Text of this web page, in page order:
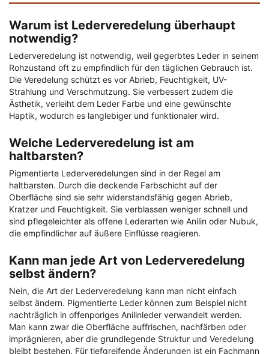
Warum ist Lederveredelung überhaupt
notwendig?
Lederveredelung ist notwendig, weil gegerbtes Leder in seinem
Rohzustand oft zu empfindlich für den täglichen Gebrauch ist.
Die Veredelung schützt es vor Abrieb, Feuchtigkeit, UV-
Strahlung und Verschmutzung. Sie verbessert zudem die
Ästhetik, verleiht dem Leder Farbe und eine gewünschte
Haptik, wodurch es langlebiger und funktionaler wird.
Welche Lederveredelung ist am
haltbarsten?
Pigmentierte Lederveredelungen sind in der Regel am
haltbarsten. Durch die deckende Farbschicht auf der
Oberfläche sind sie sehr widerstandsfähig gegen Abrieb,
Kratzer und Feuchtigkeit. Sie verblassen weniger schnell und
sind pflegeleichter als offene Lederarten wie Anilin oder Nubuk,
die empfindlicher auf äußere Einflüsse reagieren.
Kann man jede Art von Lederveredelung
selbst ändern?
Nein, die Art der Lederveredelung kann man nicht einfach
selbst ändern. Pigmentierte Leder können zum Beispiel nicht
nachträglich in offenporiges Anilinleder verwandelt werden.
Man kann zwar die Oberfläche auffrischen, nachfärben oder
imprägnieren, aber die grundlegende Struktur und Veredelung
bleibt bestehen. Für tiefgreifende Änderungen ist ein Fachmann